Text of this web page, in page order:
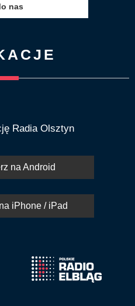
nas
Radia Olsztyn
na Android
iPhone / iPad